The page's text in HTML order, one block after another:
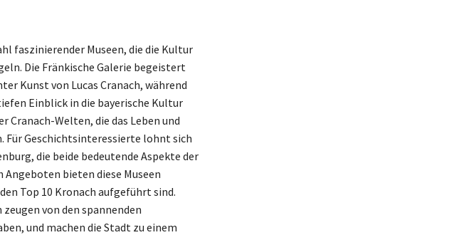
faszinierender Museen, die die Kultur
Die Fränkische Galerie begeistert
Kunst von Lucas Cranach, während
Einblick in die bayerische Kultur
Welten, die das Leben und
Für Geschichtsinteressierte lohnt sich
die beide bedeutende Aspekte der
bieten diese Museen
Top 10 Kronach aufgeführt sind.
von den spannenden
und machen die Stadt zu einem